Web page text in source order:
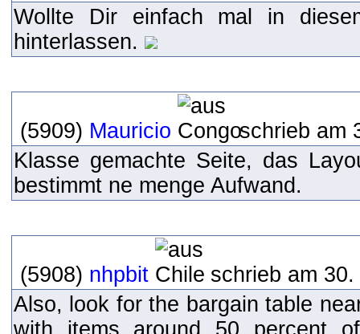
Wollte Dir einfach mal in
hinterlassen.
(5909) Mauricio
schrieb am
Klasse gemachte Seite, das
bestimmt ne menge Aufwand.
(5908) nhpbit
schrieb am
Also, look for the bargain table
with items around 50 percent